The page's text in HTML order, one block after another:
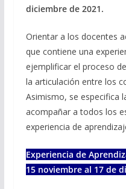
diciembre de 2021.
Orientar a los docentes
que contiene una
ejemplificar el proceso
la articulación entre los
Asimismo, se especifica
acompañar a todos los
experiencia de
Experiencia de
15 noviembre al 17 de